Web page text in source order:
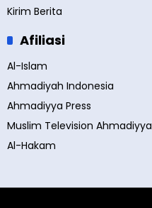
Kirim Berita
Afiliasi
Al-Islam
Ahmadiyah Indonesia
Ahmadiyya Press
Muslim Television Ahmadiyya
Al-Hakam